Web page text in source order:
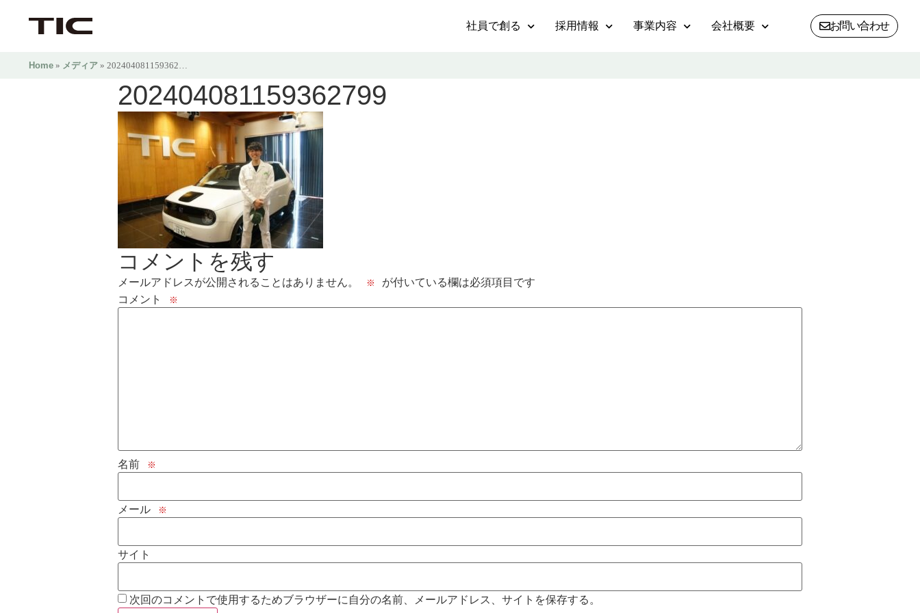
社員で創る 採用情報 事業内容 会社概要 お問い合わせ
Home » メディア » 202404081159362…
202404081159362799
コメントを残す
メールアドレスが公開されることはありません。 ※
が付いている欄は必須項目です
コメント
※
名前 ※
メール ※
サイト
次回のコメントで使用するためブラウザーに自分の名前、メールアドレス、サイトを保存する。